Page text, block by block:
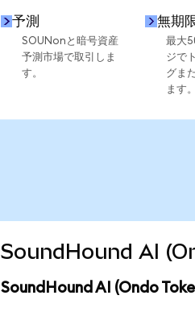
予測
SOUNonと暗号資産
予測市場で取引しま
す。
無期
最大
ジで
グま
ます。
SoundHound AI
SoundHound AI (Ondo